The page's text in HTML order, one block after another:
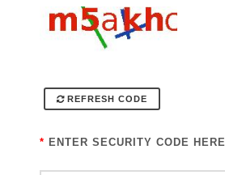
REFRESH CODE
* ENTER SECURITY CODE HERE